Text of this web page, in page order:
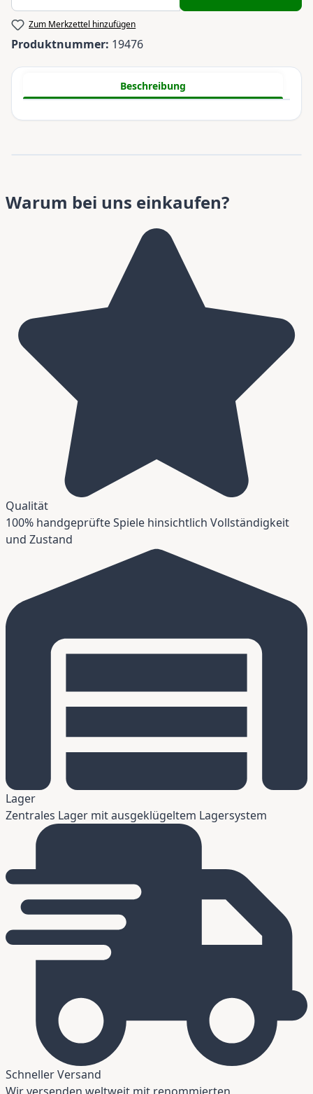
Zum Merkzettel hinzufügen
Produktnummer: 19476
Beschreibung
Warum bei uns einkaufen?
Qualität
100% handgeprüfte Spiele hinsichtlich Vollständigkeit
und Zustand
Lager
Zentrales Lager mit ausgeklügeltem Lagersystem
Schneller Versand